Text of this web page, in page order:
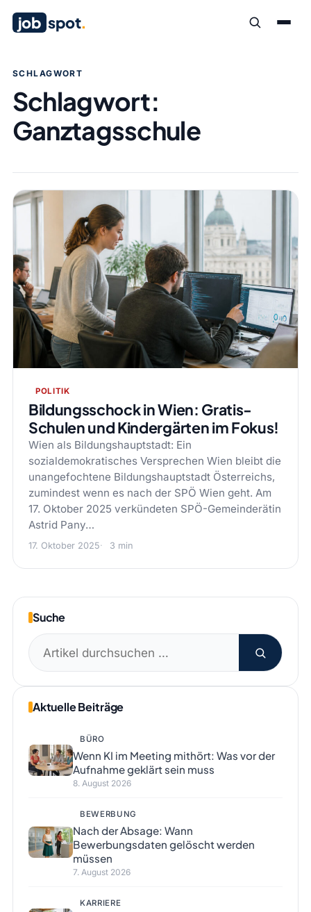
job spot.
SCHLAGWORT
Schlagwort:
Ganztagsschule
POLITIK
Bildungsschock in Wien: Gratis-
Schulen und Kindergärten im Fokus!
Wien als Bildungshauptstadt: Ein
sozialdemokratisches Versprechen Wien bleibt die
unangefochtene Bildungshauptstadt Österreichs,
zumindest wenn es nach der SPÖ Wien geht. Am
17. Oktober 2025 verkündeten SPÖ-Gemeinderätin
Astrid Pany…
17. Oktober 2025 3 min
Suche
Suchen
nach:
Aktuelle Beiträge
BÜRO
Wenn KI im Meeting mithört: Was vor der
Aufnahme geklärt sein muss
8. August 2026
BEWERBUNG
Nach der Absage: Wann
Bewerbungsdaten gelöscht werden
müssen
7. August 2026
KARRIERE